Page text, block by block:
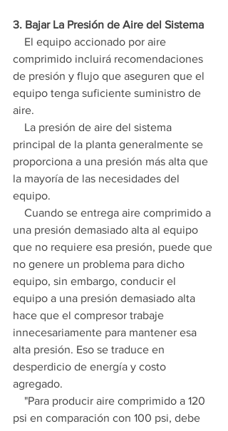
3. Bajar La Presión de Aire del Sistema
comprimido incluirá recomendaciones
de presión y flujo que aseguren que el
equipo tenga suficiente suministro de
aire.
principal de la planta generalmente se
proporciona a una presión más alta que
la mayoría de las necesidades del
equipo.
una presión demasiado alta al equipo
que no requiere esa presión, puede que
no genere un problema para dicho
equipo, sin embargo, conducir el
equipo a una presión demasiado alta
hace que el compresor trabaje
innecesariamente para mantener esa
alta presión. Eso se traduce en
desperdicio de energía y costo
agregado.
psi en comparación con 100 psi, debe